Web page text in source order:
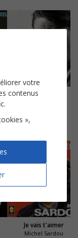
Madeleine
Je vais t'aimer
Michel Sardou
votre
contenus
»,